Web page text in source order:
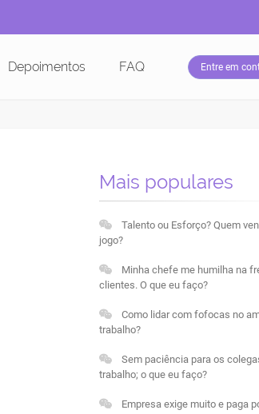
Depoimentos FAQ Entre em
Mais populares
Talento ou Esforço? Quem
jogo?
Minha chefe me humilha na
clientes. O que eu faço?
Como lidar com fofocas no
trabalho?
Sem paciência para os
trabalho; o que eu faço?
Empresa exige muito e paga